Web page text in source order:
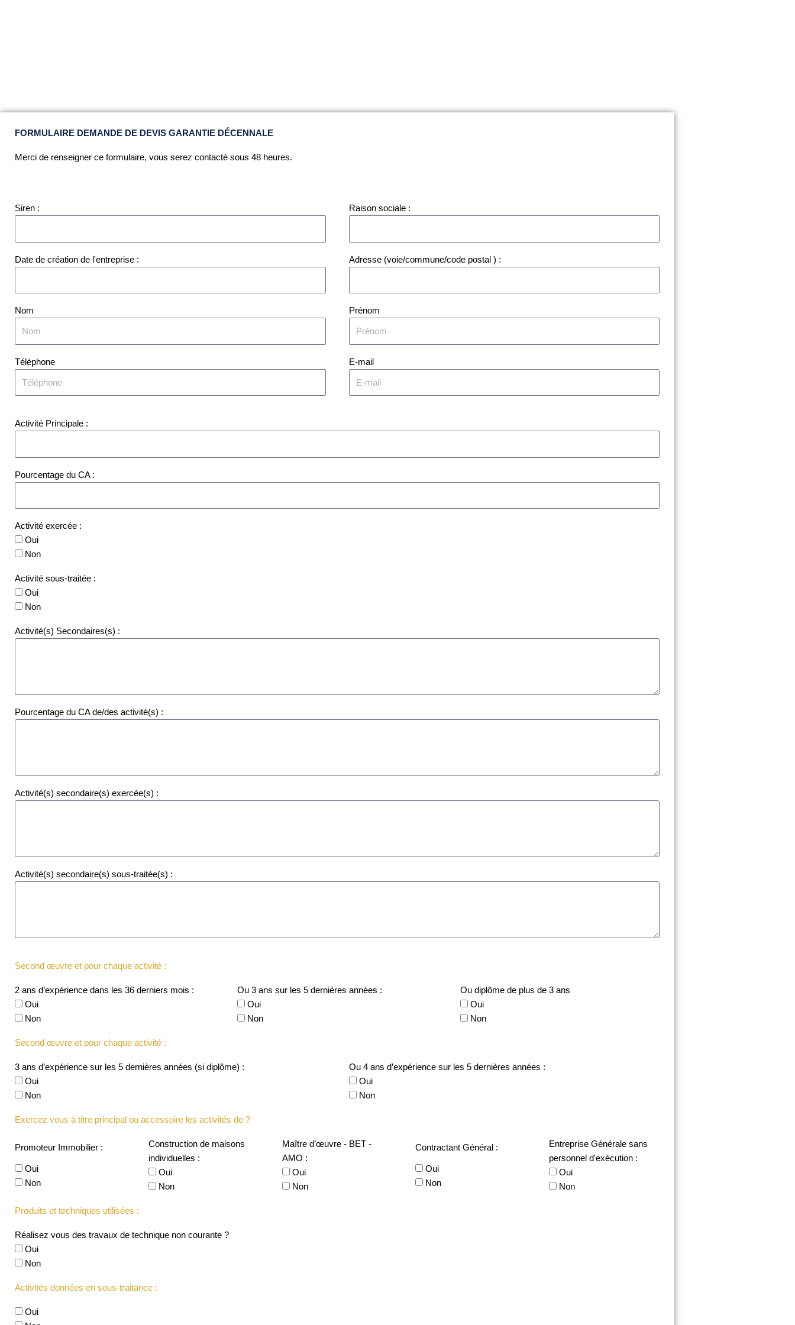
FORMULAIRE DEMANDE DE DEVIS GARANTIE DÉCENNALE
Merci de renseigner ce formulaire, vous serez contacté sous 48 heures.
Siren : Raison sociale :
Date de création de l'entreprise : Adresse (voie/commune/code postal ) :
Nom Prénom
Téléphone E-mail
Activité Principale :
Pourcentage du CA :
Activité exercée :
Oui
Non
Activité sous-traitée :
Oui
Non
Activité(s) Secondaires(s) :
Pourcentage du CA de/des activité(s) :
Activité(s) secondaire(s) exercée(s) :
Activité(s) secondaire(s) sous-traitée(s) :
Second œuvre et pour chaque activité :
2 ans d’expérience dans les 36 derniers mois :
Oui
Non
Ou 3 ans sur les 5 dernières années :
Oui
Non
Ou diplôme de plus de 3 ans
Oui
Non
Second œuvre et pour chaque activité :
3 ans d’expérience sur les 5 dernières années (si diplôme) :
Oui
Non
Ou 4 ans d’expérience sur les 5 dernières années :
Oui
Non
Exercez vous à titre principal ou accessoire les activités de ?
Promoteur Immobilier :
Oui
Non
Construction de maisons
individuelles :
Oui
Non
Maître d’œuvre - BET -
AMO :
Oui
Non
Contractant Général :
Oui
Non
Entreprise Générale sans
personnel d'exécution :
Oui
Non
Produits et techniques utilisées :
Réalisez vous des travaux de technique non courante ?
Oui
Non
Activités données en sous-traitance :
Oui